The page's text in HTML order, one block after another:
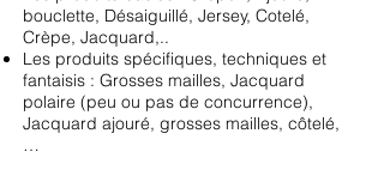
bouclette, Désaiguillé, Jersey, Cotelé,
Crèpe, Jacquard,..
Les produits spécifiques, techniques et
fantaisis : Grosses mailles, Jacquard
polaire (peu ou pas de concurrence),
Jacquard ajouré, grosses mailles, côtelé,
…